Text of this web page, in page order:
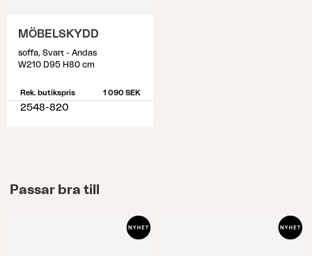
MÖBELSKYDD
soffa, Svart - Andas
W210 D95 H80 cm
Rek. butikspris 1 090 SEK
2548-820
Passar bra till